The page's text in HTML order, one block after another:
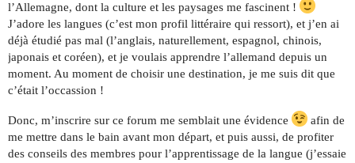
l’Allemagne, dont la culture et les paysages me fascinent !
J’adore les langues (c’est mon profil littéraire qui ressort), et j’en ai
déjà étudié pas mal (l’anglais, naturellement, espagnol, chinois,
japonais et coréen), et je voulais apprendre l’allemand depuis un
moment. Au moment de choisir une destination, je me suis dit que
c’était l’occassion !
Donc, m’inscrire sur ce forum me semblait une évidence
afin de
me mettre dans le bain avant mon départ, et puis aussi, de profiter
des conseils des membres pour l’apprentissage de la langue (j’essaie